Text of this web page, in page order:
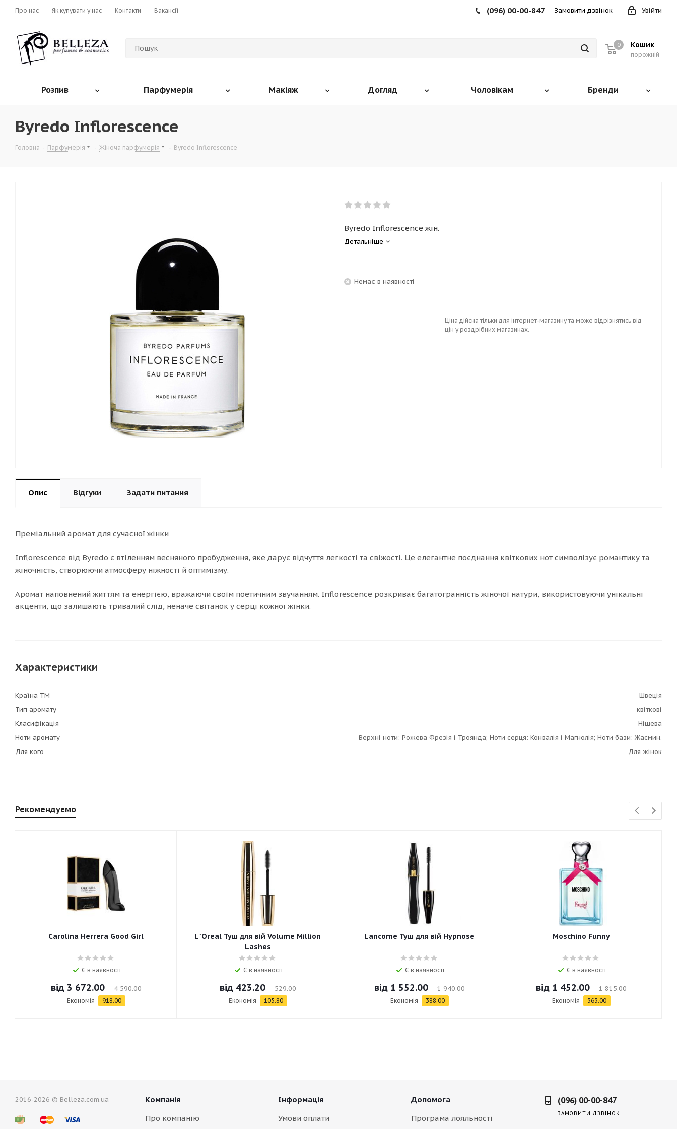
Про нас Як купувати у нас Контакти Вакансії Увійти
(096) 00-00-847 Замовити дзвінок
Кошик
порожній
0
Розпив Парфумерія Макіяж Догляд Чоловікам Бренди
Byredo Inflorescence
Головна - Парфумерія - Жіноча парфумерія - Byredo Inflorescence
Byredo Inflorescence жін.
Детальніше
Немає в наявності
Ціна дійсна тільки для інтернет-магазину та може відрізнятись від
цін у роздрібних магазинах.
Опис Відгуки Задати питання
Преміальний аромат для сучасної жінки
Inflorescence від Byredo є втіленням весняного пробудження, яке дарує відчуття легкості та свіжості. Це елегантне поєднання квіткових нот символізує романтику та
жіночність, створюючи атмосферу ніжності й оптимізму.
Аромат наповнений життям та енергією, вражаючи своїм поетичним звучанням. Inflorescence розкриває багатогранність жіночої натури, використовуючи унікальні
акценти, що залишають тривалий слід, неначе світанок у серці кожної жінки.
Характеристики
Країна ТМ
Швеція
Тип аромату
квіткові
Класифікація
Нішева
Ноти аромату
Верхні ноти: Рожева Фрезія і Троянда; Ноти серця: Конвалія і Магнолія; Ноти бази: Жасмин.
Для кого
Для жінок
Рекомендуємо
Carolina Herrera Good Girl
Є в наявності
від 3 672.00 4 590.00
Економія 918.00
L`Oreal Туш для вій Volume Million
Lashes
Є в наявності
від 423.20 529.00
Економія 105.80
Lancome Туш для вій Hypnose
Є в наявності
від 1 552.00 1 940.00
Економія 388.00
Moschino Funny
Є в наявності
від 1 452.00 1 815.00
Економія 363.00
2016-2026 © Belleza.com.ua
Компанія
Про компанію
Інформація
Умови оплати
Допомога
Програма лояльності
(096) 00-00-847
ЗАМОВИТИ ДЗВІНОК